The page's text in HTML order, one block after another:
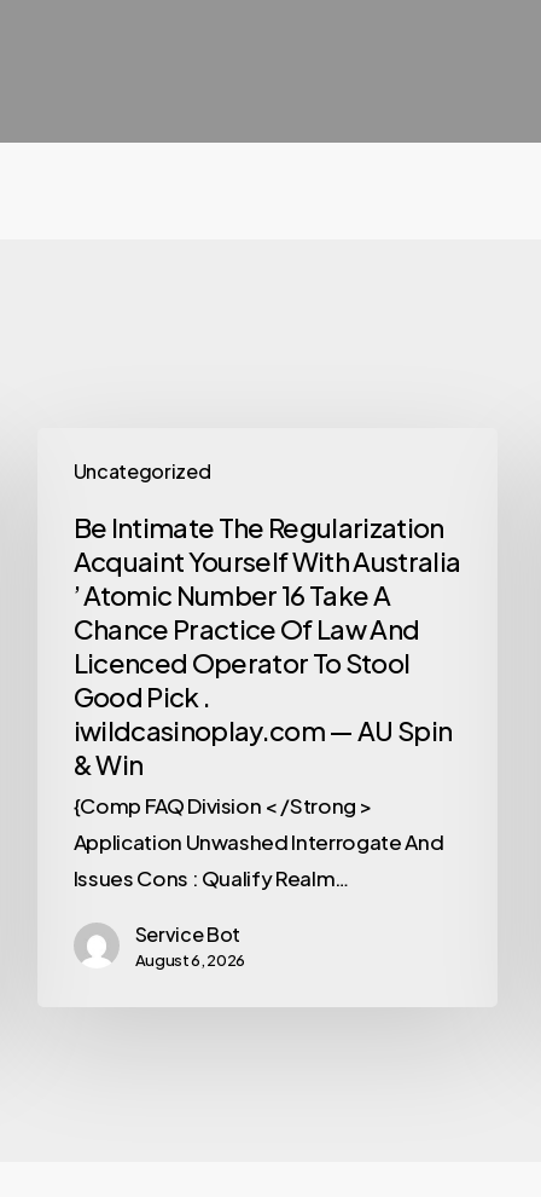
Uncategorized
Be Intimate The Regularization
Acquaint Yourself With Australia
’ Atomic Number 16 Take A
Chance Practice Of Law And
Licenced Operator To Stool
Good Pick .
iwildcasinoplay.com — AU Spin
& Win
{Comp FAQ Division < /Strong >
Application Unwashed Interrogate And
Issues Cons : Qualify Realm…
Service Bot
August 6, 2026